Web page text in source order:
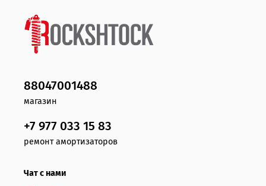
88047001488
магазин
+7 977 033 15 83
ремонт амортизаторов
Чат с нами